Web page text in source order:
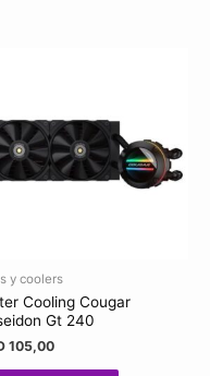
y coolers
Cooling Cougar
Gt 240
105,00